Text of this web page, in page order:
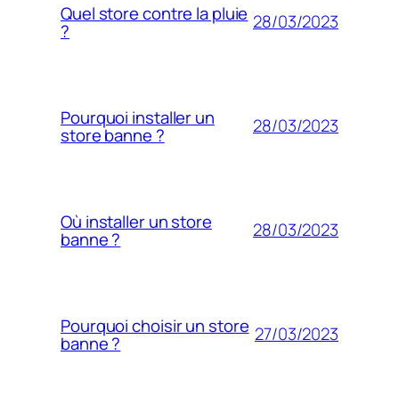
Quel store contre la pluie
? 28/03/2023
Pourquoi installer un
store banne ? 28/03/2023
Où installer un store
banne ? 28/03/2023
Pourquoi choisir un store
banne ? 27/03/2023